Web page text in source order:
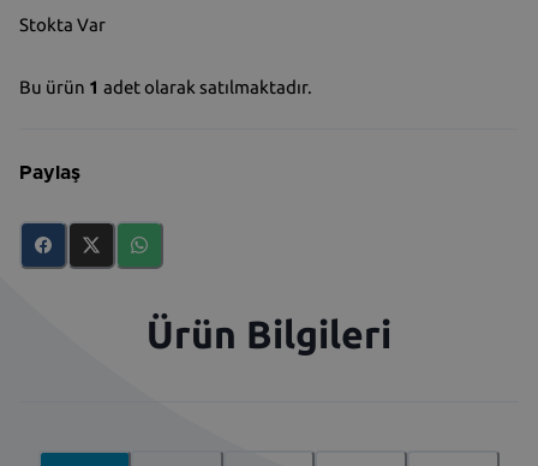
Stokta Var
Bu ürün 1 adet olarak satılmaktadır.
Paylaş
Ürün Bilgileri